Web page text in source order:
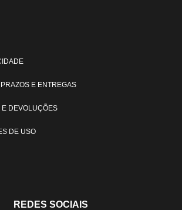
E ENTREGAS
E DEVOLUÇÕES
DE USO
REDES SOCIAIS